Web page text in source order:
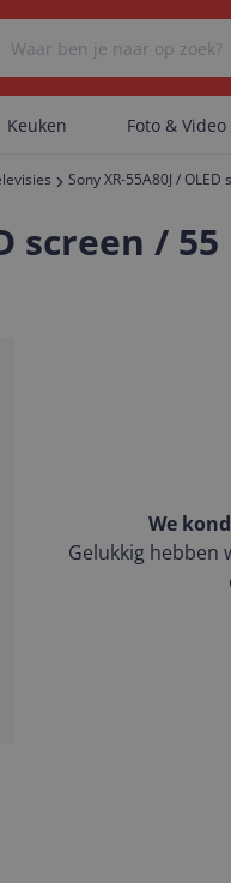
Er
Keuken Foto & Video
Sony XR-55A80J /
screen /
We
Gelukkig hebben